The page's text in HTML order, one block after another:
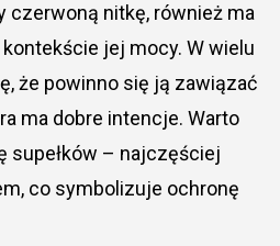
czerwoną nitkę, również ma
jej mocy. W wielu
że powinno się ją zawiązać
ma dobre intencje. Warto
supełków – najczęściej
co symbolizuje ochronę